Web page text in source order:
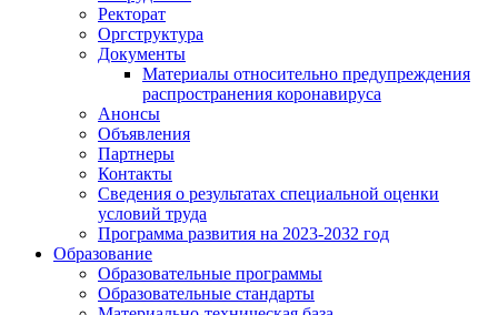
Ректорат
Оргструктура
Документы
Материалы относительно предупреждения
распространения коронавируса
Анонсы
Объявления
Партнеры
Контакты
Сведения о результатах специальной оценки
условий труда
Программа развития на 2023-2032 год
Образование
Образовательные программы
Образовательные стандарты